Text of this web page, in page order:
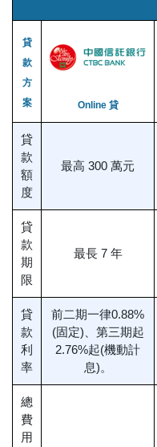
貸
款
方
案
Online 貸
貸
款
額
度
最高 300 萬元
貸
款
期
限
最長 7 年
貸
款
利
率
前二期一律0.88%
(固定)、第三期起
2.76%起(機動計
息)。
總
費
用